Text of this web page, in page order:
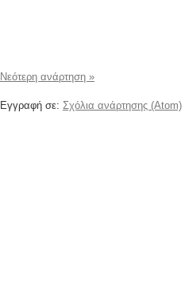
Νεότερη ανάρτηση »
Εγγραφή σε: Σχόλια ανάρτησης (Atom)